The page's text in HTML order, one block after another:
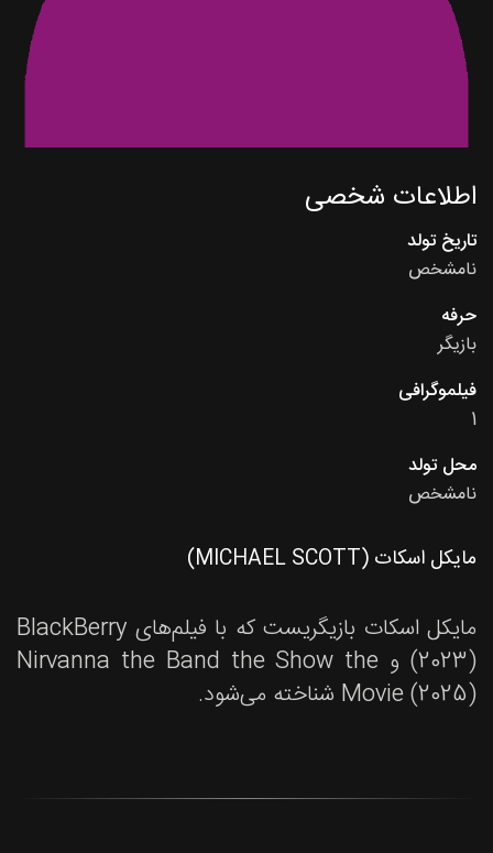
اطلاعات شخصی
تاریخ تولد
نامشخص
حرفه
بازیگر
فیلموگرافی
1
محل تولد
نامشخص
مایکل اسکات (MICHAEL SCOTT)
مایکل اسکات بازیگریست که با فیلم‌های BlackBerry
(2023) و Nirvanna the Band the Show the
Movie (2025) شناخته می‌شود.